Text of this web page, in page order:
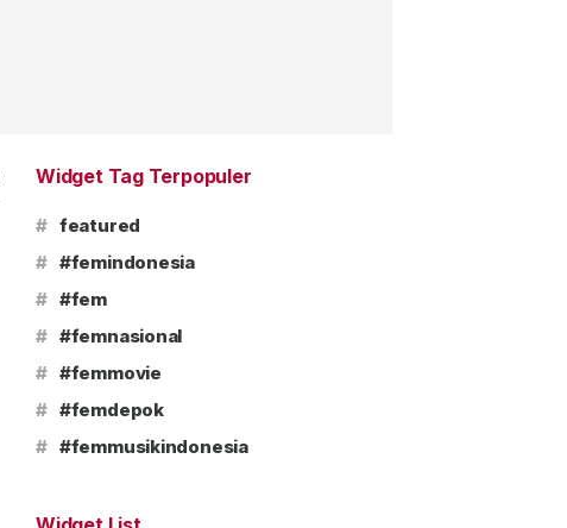
Widget Tag Terpopuler
# featured
# #femindonesia
# #fem
# #femnasional
# #femmovie
# #femdepok
# #femmusikindonesia